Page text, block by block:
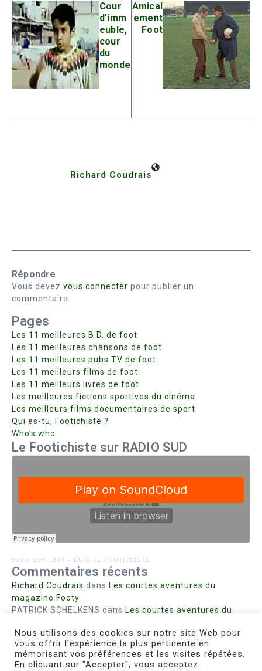
Cour
d’imm
euble,
cour
du
monde
Amical
ement
Foot
Richard Coudrais
Répondre
Vous devez vous connecter pour publier un
commentaire.
Pages
Les 11 meilleures B.D. de foot
Les 11 meilleures chansons de foot
Les 11 meilleures pubs TV de foot
Les 11 meilleurs films de foot
Les 11 meilleurs livres de foot
Les meilleures fictions sportives du cinéma
Les meilleurs films documentaires de sport
Qui es-tu, Footichiste ?
Who’s who
Le Footichiste sur RADIO SUD
Radio Sud · 234 – ESTA LE FOOTICHISTE
Commentaires récents
Richard Coudrais dans Les courtes aventures du
magazine Footy
PATRICK SCHELKENS dans Les courtes aventures du
Bohn fabiennedans Intrigues sanglantes à Mulhouse
Steph. RUTA dansLust for Nice
MIRMANDdansPieds agiles et champignons
Nous utilisons des cookies sur notre site Web pour
vous offrir l'expérience la plus pertinente en
mémorisant vos préférences et les visites répétées.
En cliquant sur "Accepter", vous acceptez